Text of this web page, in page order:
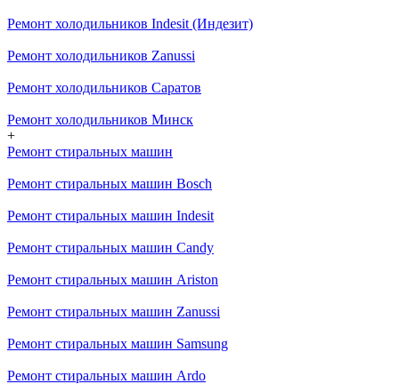
Ремонт холодильников Indesit (Индезит)
Ремонт холодильников Zanussi
Ремонт холодильников Саратов
Ремонт холодильников Минск
+
Ремонт стиральных машин
Ремонт стиральных машин Bosch
Ремонт стиральных машин Indesit
Ремонт стиральных машин Candy
Ремонт стиральных машин Ariston
Ремонт стиральных машин Zanussi
Ремонт стиральных машин Samsung
Ремонт стиральных машин Ardo